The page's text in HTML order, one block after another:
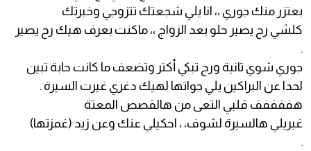
بعتزر منك جوري ،، انا يلي شجعتك تتزوجي وخبرتك
كلشي رح يصير حلو بعد الزواج ،، ماكنت بعرف هيك رح يصير
.
جوري شوي تانية ورح تبكي أكتر وتضعف ما كانت حابة تبين
لحدا عن البراكين يلي جواتها لهيك دغري غيرت السيرة .
هففففف قلبي التعى من هالقصص المعتة
غيريلي هالسيرة لشوف، ، احكيلي عنك وعن زيد (غمزتها)
.